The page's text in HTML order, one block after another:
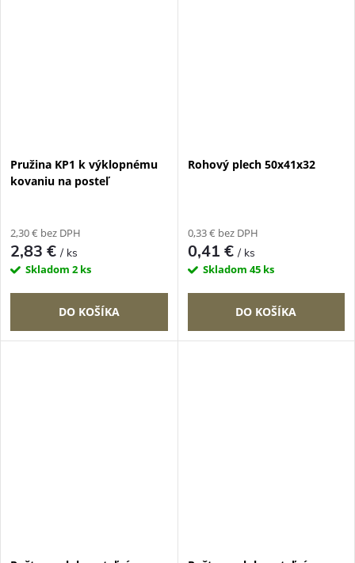
Pružina KP1 k výklopnému
kovaniu na posteľ
2,30 € bez DPH
2,83 €/ ks
Skladom 2 ks
DO KOŠÍKA
Rohový plech 50x41x32
0,33 € bez DPH
0,41 €/ ks
Skladom 45 ks
DO KOŠÍKA